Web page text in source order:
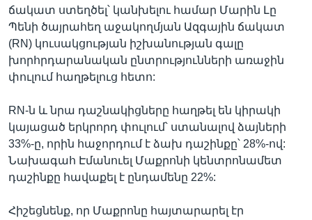
ճակատ ստեղծել՝ կանխելու համար Մարին Լը
Պենի ծայրահեղ աջակողմյան Ազգային ճակատ
(RN) կուսակցության իշխանության գալը
խորհրդարանական ընտրությունների առաջին
փուլում հաղթելուց հետո:
RN-ն և նրա դաշնակիցները հաղթել են կիրակի
կայացած երկրորդ փուլում՝ ստանալով ձայների
33%-ը, որին հաջորդում է ձախ դաշինքը՝ 28%-ով:
Նախագահ Էմանուել Մաքրոնի կենտրոնամետ
դաշինքը հավաքել է ընդամենը 22%:
Հիշեցնենք, որ Մաքրոնը հայտարարել էր